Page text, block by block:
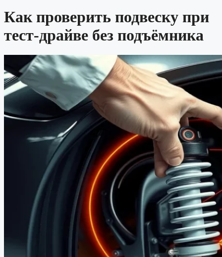
Как проверить подвеску при
тест-драйве без подъёмника